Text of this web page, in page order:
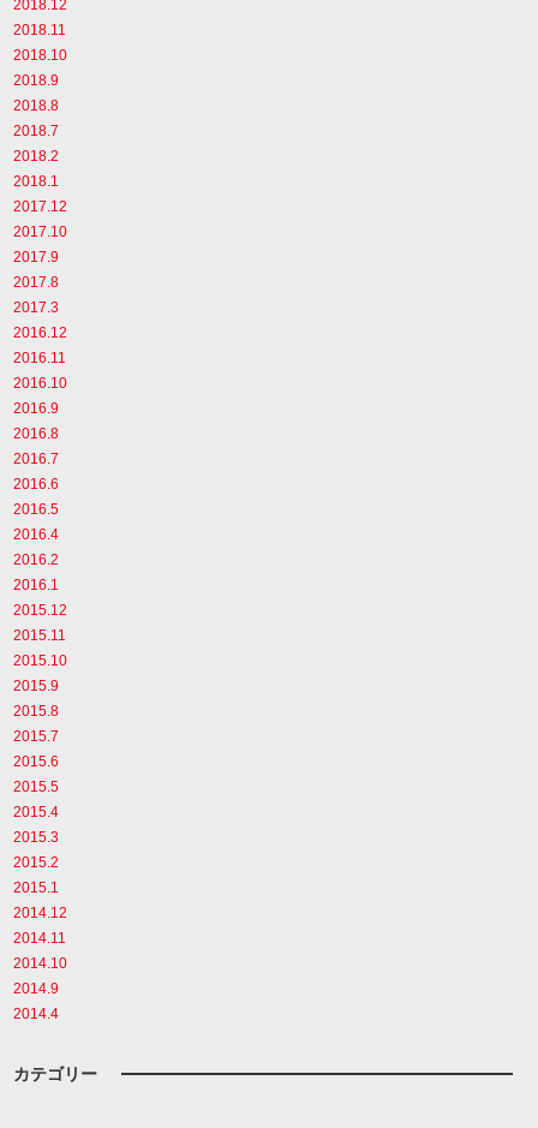
2018.12
2018.11
2018.10
2018.9
2018.8
2018.7
2018.2
2018.1
2017.12
2017.10
2017.9
2017.8
2017.3
2016.12
2016.11
2016.10
2016.9
2016.8
2016.7
2016.6
2016.5
2016.4
2016.2
2016.1
2015.12
2015.11
2015.10
2015.9
2015.8
2015.7
2015.6
2015.5
2015.4
2015.3
2015.2
2015.1
2014.12
2014.11
2014.10
2014.9
2014.4
カテゴリー